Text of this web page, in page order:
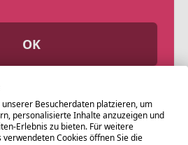
OK
Besucherdaten platzieren, um
personalisierte Inhalte anzuzeigen und
Erlebnis zu bieten. Für weitere
Cookies öffnen Sie die